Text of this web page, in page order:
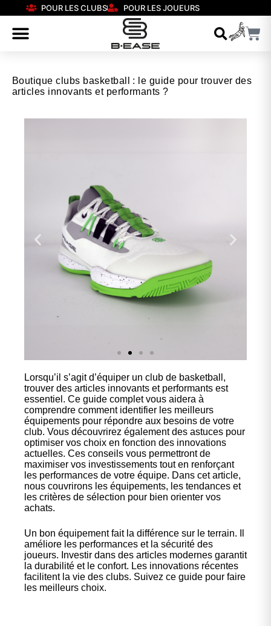
POUR LES CLUBS POUR LES JOUEURS
Boutique clubs basketball : le guide pour trouver des
articles innovants et performants ?
Nos
chaussures
Confort et performance à
prix accessible.
Cliquez ici
Lorsqu’il s’agit d’équiper un club de basketball,
trouver des articles innovants et performants est
essentiel. Ce guide complet vous aidera à
comprendre comment identifier les meilleurs
équipements pour répondre aux besoins de votre
club. Vous découvrirez également des astuces pour
optimiser vos choix en fonction des innovations
actuelles. Ces conseils vous permettront de
maximiser vos investissements tout en renforçant
les performances de votre équipe. Dans cet article,
nous couvrirons les équipements, les tendances et
les critères de sélection pour bien orienter vos
achats.
Un bon équipement fait la différence sur le terrain. Il
améliore les performances et la sécurité des
joueurs. Investir dans des articles modernes garantit
la durabilité et le confort. Les innovations récentes
facilitent la vie des clubs. Suivez ce guide pour faire
les meilleurs choix.